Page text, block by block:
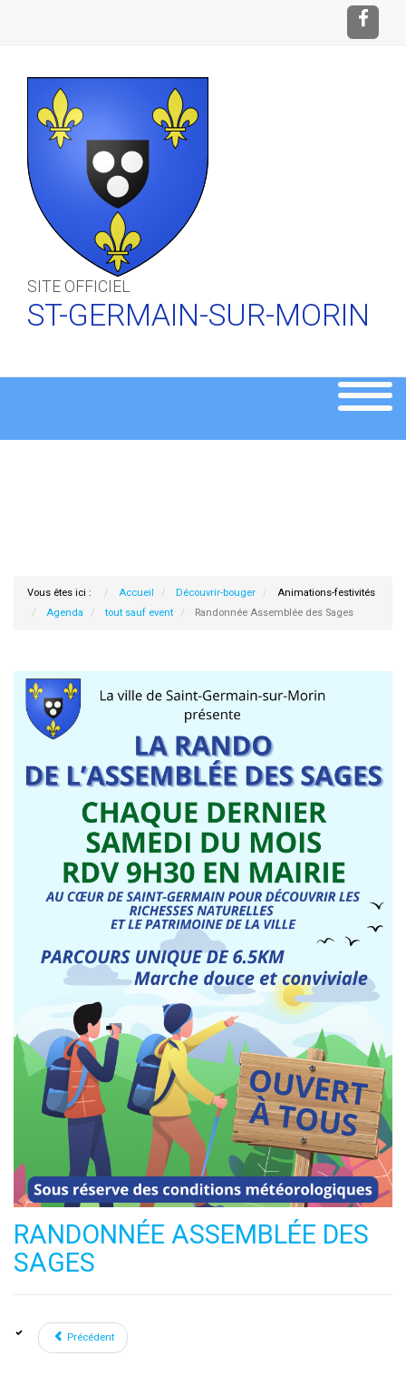
SITE OFFICIEL
ST-GERMAIN-SUR-MORIN
Vous êtes ici : Accueil Découvrir-bouger
Animations-festivités
Agenda
tout sauf event Randonnée Assemblée des Sages
RANDONNÉE ASSEMBLÉE DES
SAGES
Précédent